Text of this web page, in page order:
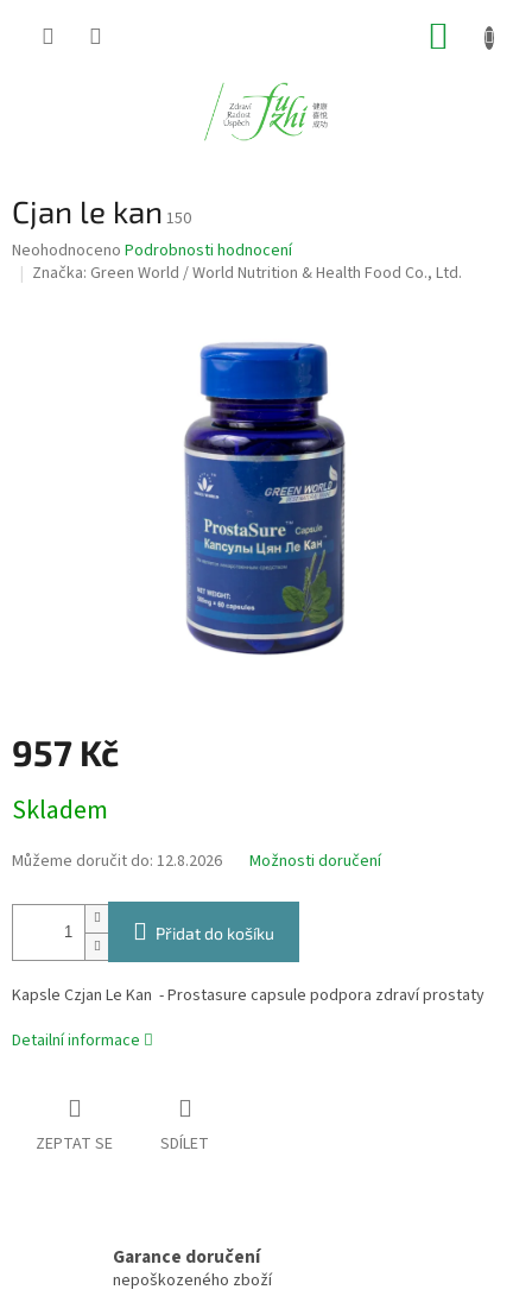
Cjan le kan 150
Průměrné
hodnocení
Neohodnoceno Podrobnosti hodnocení
Značka: Green World / World Nutrition & Health Food Co., Ltd.
957 Kč
cena:
Skladem
Můžeme doručit do: 12.8.2026 Možnosti doručení
Přidat do košíku
Kapsle Czjan Le Kan - Prostasure capsule podpora zdraví prostaty
Detailní informace
ZEPTAT SE SDÍLET
Garance doručení
nepoškozeného zboží